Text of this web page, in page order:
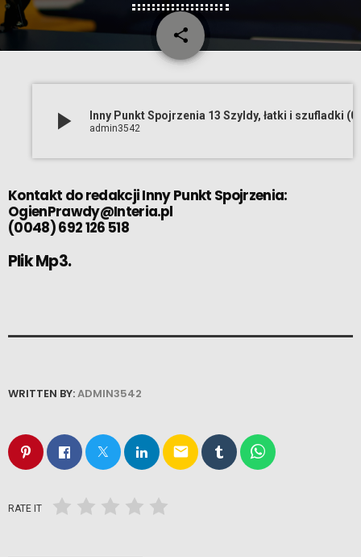
share
email
play_arrow admin3542
Kontakt do redakcji Inny Punkt Spojrzenia:
OgienPrawdy@Interia.pl
(0048) 692 126 518
Plik Mp3.
WRITTEN BY:ADMIN3542
email
RATE IT